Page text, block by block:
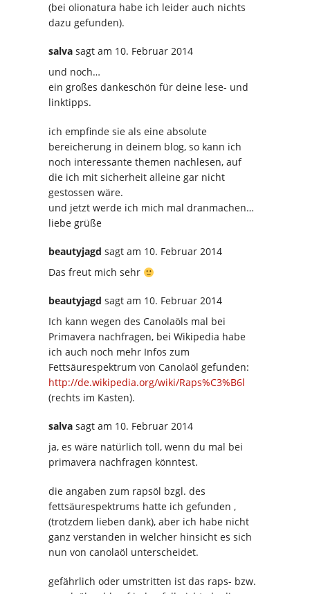
(bei olionatura habe ich leider auch nichts
dazu gefunden).
salva sagt am 10. Februar 2014
und noch…
ein großes dankeschön für deine lese- und
linktipps.
ich empfinde sie als eine absolute
bereicherung in deinem blog, so kann ich
noch interessante themen nachlesen, auf
die ich mit sicherheit alleine gar nicht
gestossen wäre.
und jetzt werde ich mich mal dranmachen…
liebe grüße
beautyjagd sagt am 10. Februar 2014
Das freut mich sehr
beautyjagd sagt am 10. Februar 2014
Ich kann wegen des Canolaöls mal bei
Primavera nachfragen, bei Wikipedia habe
ich auch noch mehr Infos zum
Fettsäurespektrum von Canolaöl gefunden:
http://de.wikipedia.org/wiki/Raps%C3%B6l
(rechts im Kasten).
salva sagt am 10. Februar 2014
ja, es wäre natürlich toll, wenn du mal bei
primavera nachfragen könntest.
die angaben zum rapsöl bzgl. des
fettsäurespektrums hatte ich gefunden ,
(trotzdem lieben dank), aber ich habe nicht
ganz verstanden in welcher hinsicht es sich
nun von canolaöl unterscheidet.
gefährlich oder umstritten ist das raps- bzw.